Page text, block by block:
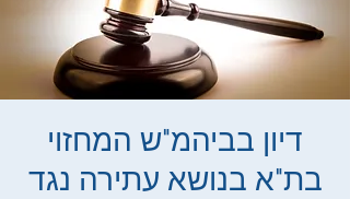
דיון בביהמ"ש המחזוי
בת"א בנושא עתירה נגד